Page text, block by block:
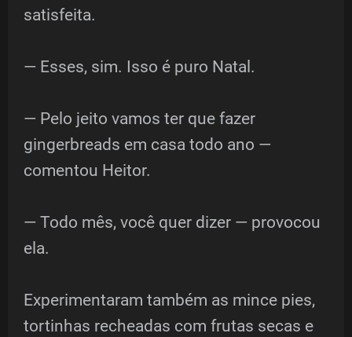
satisfeita.
— Esses, sim. Isso é puro Natal.
— Pelo jeito vamos ter que fazer
gingerbreads em casa todo ano —
comentou Heitor.
— Todo mês, você quer dizer — provocou
ela.
Experimentaram também as mince pies,
tortinhas recheadas com frutas secas e